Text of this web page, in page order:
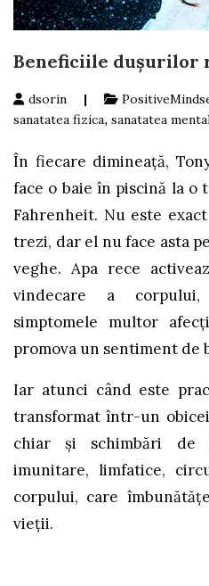
Beneficiile dușurilor
dsorin |
sanatatea fizica, sanatatea
În fiecare dimineață,
face o baie în piscină la o
Fahrenheit. Nu este
trezi, dar el nu face asta
veghe. Apa rece
vindecare a
simptomele multor
promova un sentiment de
Iar atunci când este
transformat într-un
chiar și schimbări de
imunitare, limfatice,
corpului, care
vieții.